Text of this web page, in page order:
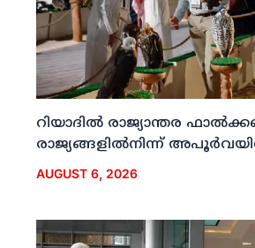
റിയാദില്‍ രാജ്യാന്തര
രാജ്യങ്ങളില്‍നിന്ന്
AUGUST 6, 2026